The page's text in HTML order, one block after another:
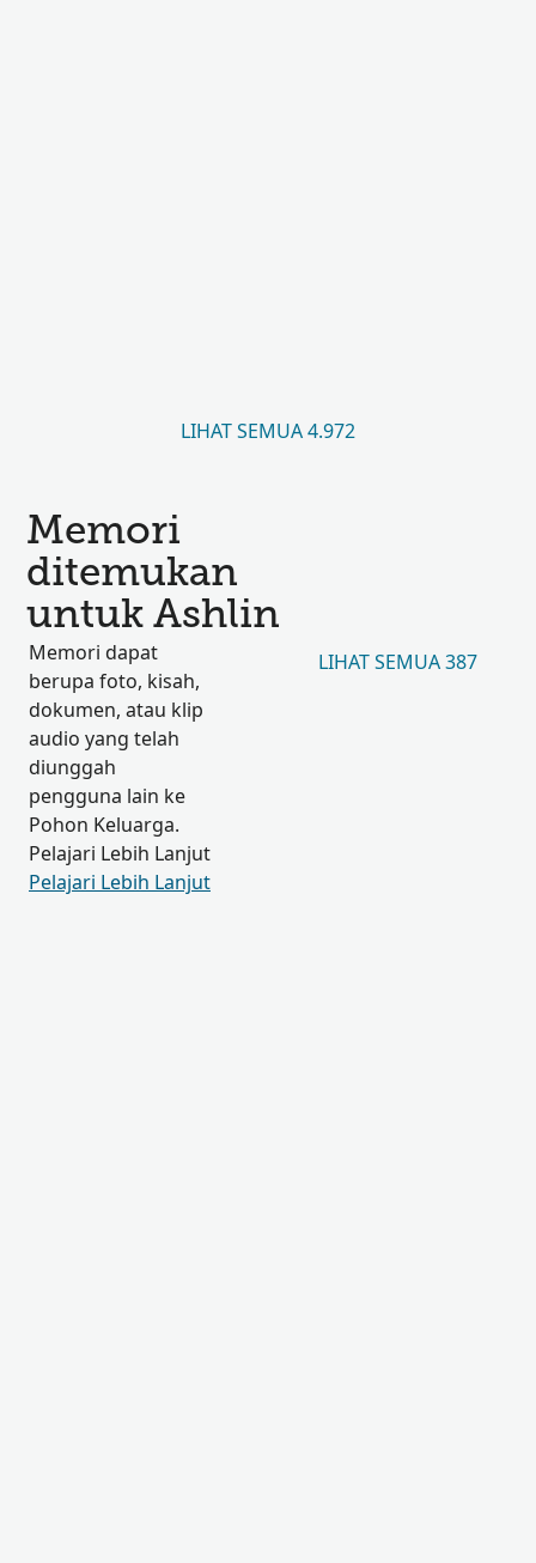
LIHAT SEMUA 4.972
Memori
ditemukan
untuk Ashlin
Memori dapat
berupa foto, kisah,
dokumen, atau klip
audio yang telah
diunggah
pengguna lain ke
Pohon Keluarga.
Pelajari Lebih Lanjut
Pelajari Lebih Lanjut
LIHAT SEMUA 387